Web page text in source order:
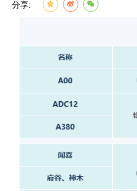
分享: